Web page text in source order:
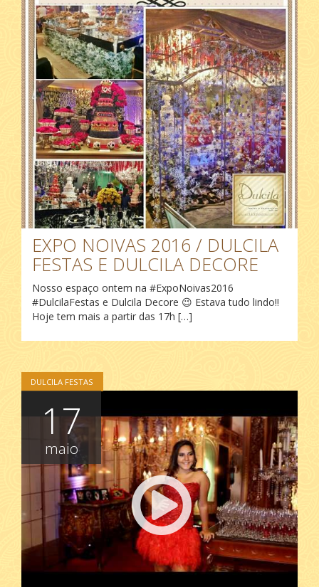
EXPO NOIVAS 2016 / DULCILA
FESTAS E DULCILA DECORE
Nosso espaço ontem na ‪#‎ExpoNoivas2016‬
‪#‎DulcilaFestas‬ e Dulcila Decore 😉 Estava tudo lindo!!
Hoje tem mais a partir das 17h […]
DULCILA FESTAS
17
maio